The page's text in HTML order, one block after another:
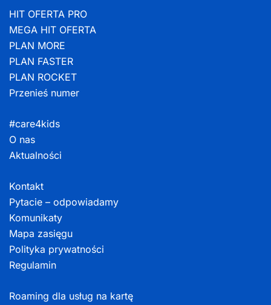
HIT OFERTA PRO
MEGA HIT OFERTA
PLAN MORE
PLAN FASTER
PLAN ROCKET
Przenieś numer
#care4kids
O nas
Aktualności
Kontakt
Pytacie – odpowiadamy
Komunikaty
Mapa zasięgu
Polityka prywatności
Regulamin
Roaming dla usług na kartę